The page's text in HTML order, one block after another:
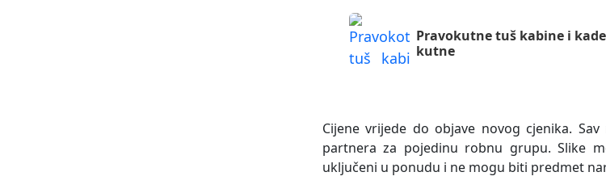
Pravokutne tuš kabine i
kutne
Cijene vrijede do objave novog cjenika.
partnera za pojedinu robnu grupu. Slike
uključeni u ponudu i ne mogu biti predmet